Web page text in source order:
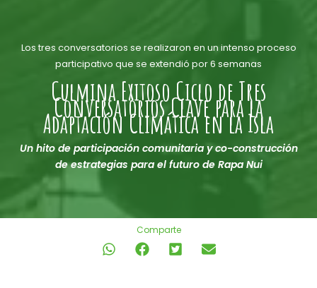
Los tres conversatorios se realizaron en un intenso proceso
participativo que se extendió por 6 semanas
Culmina Exitoso Ciclo de Tres
Conversatorios Clave para la
Adaptación Climática en la Isla
Un hito de participación comunitaria y co-construcción
de estrategias para el futuro de Rapa Nui
Comparte